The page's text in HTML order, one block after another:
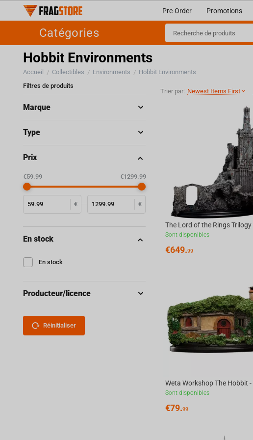
Pre-Order Promotions
Catégories
Hobbit Environments
Accueil / Collectibles / Environments / Hobbit Environments
Trier par: Newest Items First
Sont disponibles
€649.99
Sont disponibles
€79.99
Filtres de produits
Marque
Type
Prix
€ €
‎€59.99 ‎€1299.99
En stock
En stock
Producteur/licence
Réinitialiser